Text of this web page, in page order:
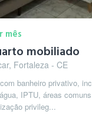
mês
mobiliado
Fortaleza - CE
banheiro privativo,
IPTU, áreas
privileg...